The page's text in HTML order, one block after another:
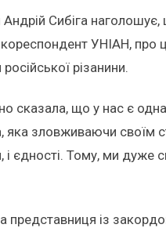
Андрій Сибіга
УНІАН, про це
різанини.
сказала, що у нас є
зловживаючи своїм
і єдності. Тому, ми
із